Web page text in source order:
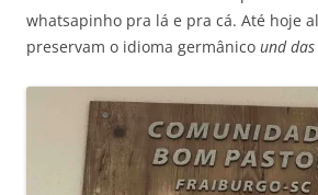
whatsapinho pra lá e pra cá. Até hoje
preservam o idioma germânico und